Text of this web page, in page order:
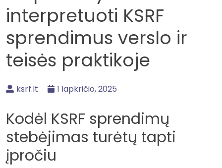
interpretuoti KSRF
sprendimus verslo ir
teisės praktikoje
ksrf.lt 1 lapkričio, 2025
Kodėl KSRF sprendimų
stebėjimas turėtų tapti
įpročiu